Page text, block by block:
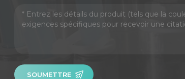
SOUMETTRE